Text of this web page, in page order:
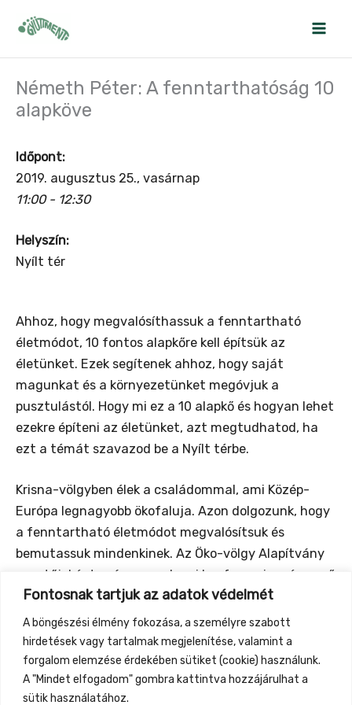
Fontosnak tartjuk az adatok védelmét
A böngészési élmény fokozása, a személyre szabott
hirdetések vagy tartalmak megjelenítése, valamint a
forgalom elemzése érdekében sütiket (cookie) használunk.
A "Mindet elfogadom" gombra kattintva hozzájárulhat a
sütik használatához.
Németh Péter: A fenntarthatóság 10
alapköve
Időpont:
2019. augusztus 25., vasárnap
11:00 - 12:30
Helyszín:
Nyílt tér
Ahhoz, hogy megvalósíthassuk a fenntartható
életmódot, 10 fontos alapkőre kell építsük az
életünket. Ezek segítenek ahhoz, hogy saját
magunkat és a környezetünket megóvjuk a
pusztulástól. Hogy mi ez a 10 alapkő és hogyan lehet
ezekre építeni az életünket, azt megtudhatod, ha
ezt a témát szavazod be a Nyílt térbe.
Krisna-völgyben élek a családommal, ami Közép-
Európa legnagyobb ökofaluja. Azon dolgozunk, hogy
a fenntartható életmódot megvalósítsuk és
bemutassuk mindenkinek. Az Öko-völgy Alapítvány
vezetőjeként számos szakmai konferencia, népszerű
kiadványok és gyakorlati tanfolyamok jelzik
tevékenységünket.
Honlap:www.okovolgy.hu